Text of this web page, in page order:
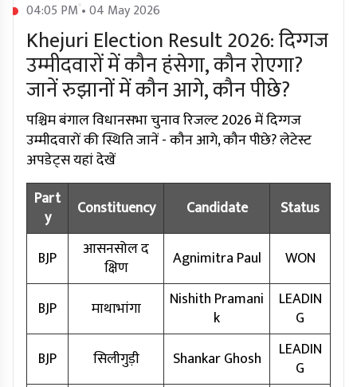
04:05 PM • 04 May 2026
Khejuri Election Result 2026: दिग्गज
उम्मीदवारों में कौन हंसेगा, कौन रोएगा?
जानें रुझानों में कौन आगे, कौन पीछे?
पश्चिम बंगाल विधानसभा चुनाव रिजल्ट 2026 में दिग्गज
उम्मीदवारों की स्थिति जानें - कौन आगे, कौन पीछे? लेटेस्ट
अपडेट्स यहां देखें
Part
y
Constituency Candidate Status
BJP
आसनसोल द
क्षिण
Agnimitra Paul WON
BJP माथाभांगा
Nishith Pramani
k
LEADIN
G
BJP
सिलीगुड़ी Shankar Ghosh
LEADIN
G